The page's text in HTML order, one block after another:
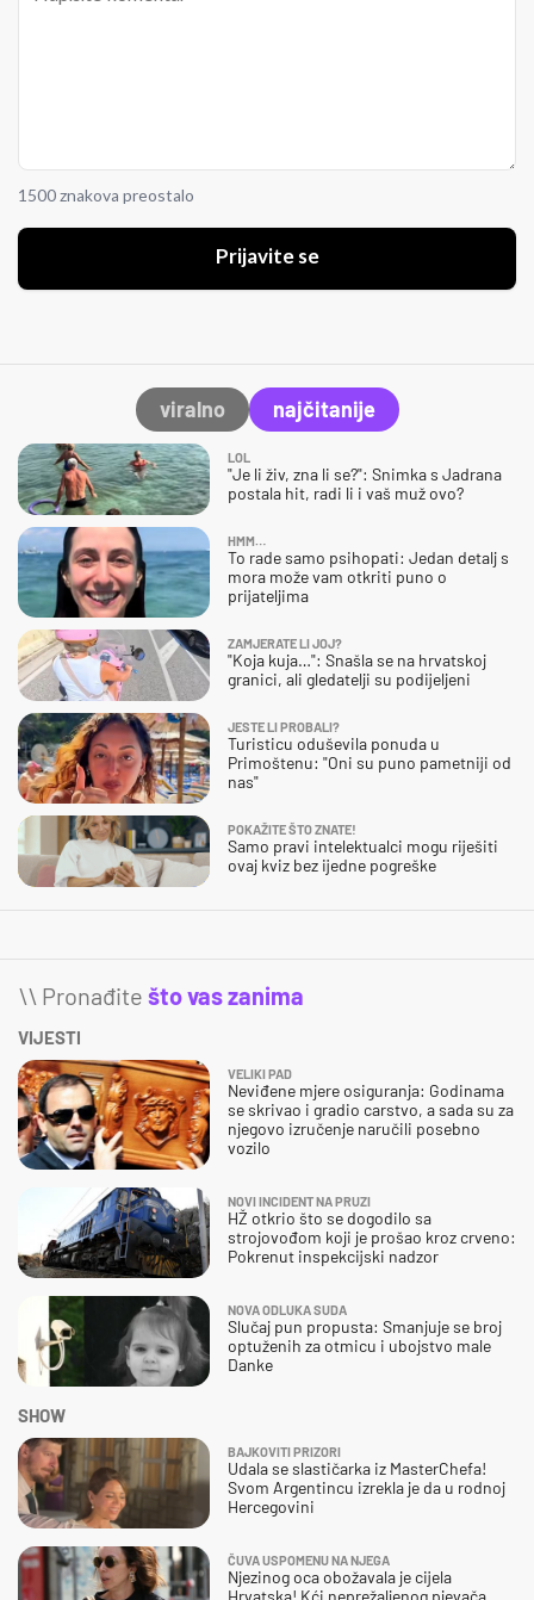
1500 znakova preostalo
Prijavite se
viralno najčitanije
LOL
"Je li živ, zna li se?": Snimka s Jadrana
postala hit, radi li i vaš muž ovo?
HMM…
To rade samo psihopati: Jedan detalj s
mora može vam otkriti puno o
prijateljima
ZAMJERATE LI JOJ?
"Koja kuja…": Snašla se na hrvatskoj
granici, ali gledatelji su podijeljeni
JESTE LI PROBALI?
Turisticu oduševila ponuda u
Primoštenu: "Oni su puno pametniji od
nas"
POKAŽITE ŠTO ZNATE!
Samo pravi intelektualci mogu riješiti
ovaj kviz bez ijedne pogreške
\\ Pronađite što vas zanima
VIJESTI
VELIKI PAD
Neviđene mjere osiguranja: Godinama
se skrivao i gradio carstvo, a sada su za
njegovo izručenje naručili posebno
vozilo
NOVI INCIDENT NA PRUZI
HŽ otkrio što se dogodilo sa
strojovođom koji je prošao kroz crveno:
Pokrenut inspekcijski nadzor
NOVA ODLUKA SUDA
Slučaj pun propusta: Smanjuje se broj
optuženih za otmicu i ubojstvo male
Danke
SHOW
BAJKOVITI PRIZORI
Udala se slastičarka iz MasterChefa!
Svom Argentincu izrekla je da u rodnoj
Hercegovini
ČUVA USPOMENU NA NJEGA
Njezinog oca obožavala je cijela
Hrvatska! Kći neprežaljenog pjevača